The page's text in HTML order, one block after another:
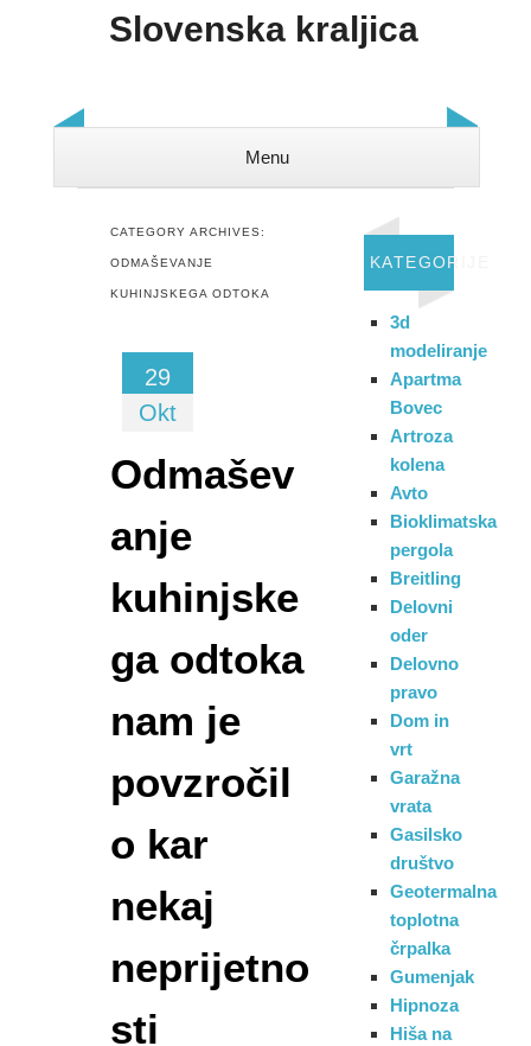
Slovenska kraljica
Menu
CATEGORY ARCHIVES:
ODMAŠEVANJE
KUHINJSKEGA ODTOKA
29
Okt
Odmašev
anje
kuhinjske
ga odtoka
nam je
povzročil
o kar
nekaj
neprijetno
sti
KATEGORIJE
3d
modeliranje
Apartma
Bovec
Artroza
kolena
Avto
Bioklimatska
pergola
Breitling
Delovni
oder
Delovno
pravo
Dom in
vrt
Garažna
vrata
Gasilsko
društvo
Geotermalna
toplotna
črpalka
Gumenjak
Hipnoza
Hiša na